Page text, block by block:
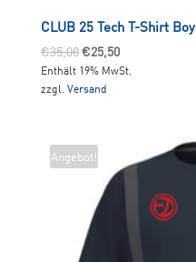
CLUB 25 Tech T-Shirt Boy
€35,00Ursprünglicher
Preis
war:
€25,50Aktueller
Preis
Enthält 19% MwSt.
zzgl. Versand
Angebot!